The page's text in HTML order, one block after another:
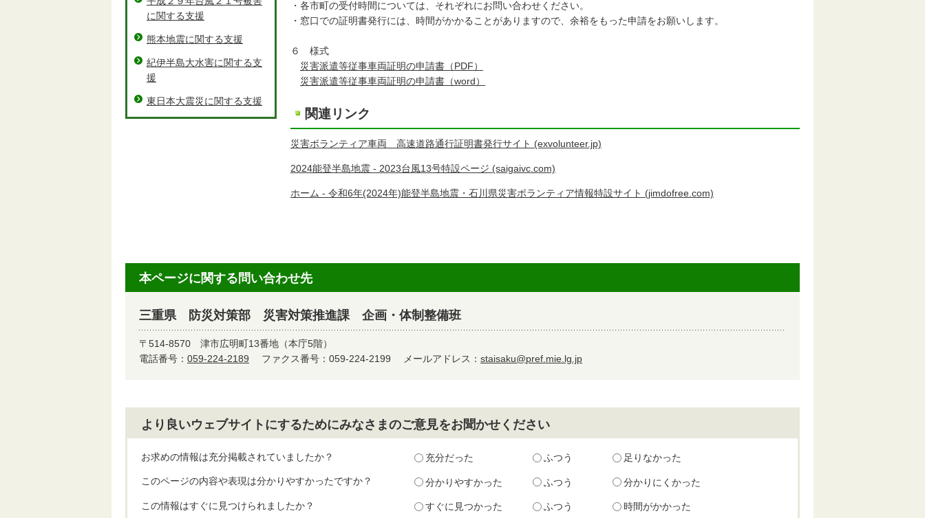
・各市町の受付時間については、それぞれにお問い合わせください。
・窓口での証明書発行には、時間がかかることがありますので、余裕をもった申請をお願いします。
６ 様式
災害派遣等従事車両証明の申請書（PDF）
災害派遣等従事車両証明の申請書（word）
関連リンク
災害ボランティア車両 高速道路通行証明書発行サイト (exvolunteer.jp)
2024能登半島地震 - 2023台風13号特設ページ (saigaivc.com)
ホーム - 令和6年(2024年)能登半島地震・石川県災害ボランティア情報特設サイト (jimdofree.com)
に関する支援
熊本地震に関する支援
紀伊半島大水害に関する支
援
東日本大震災に関する支援
本ページに関する問い合わせ先
三重県 防災対策部 災害対策推進課 企画・体制整備班
〒514-8570 津市広明町13番地（本庁5階）
電話番号： 059-224-2189 ファクス番号：059-224-2199 メールアドレス： staisaku@pref.mie.lg.jp
より良いウェブサイトにするためにみなさまのご意見をお聞かせください
お求めの情報は充分掲載されていましたか？ 充分だった ふつう 足りなかった
このページの内容や表現は分かりやすかったですか？ 分かりやすかった ふつう 分かりにくかった
この情報はすぐに見つけられましたか？ すぐに見つかった ふつう 時間がかかった